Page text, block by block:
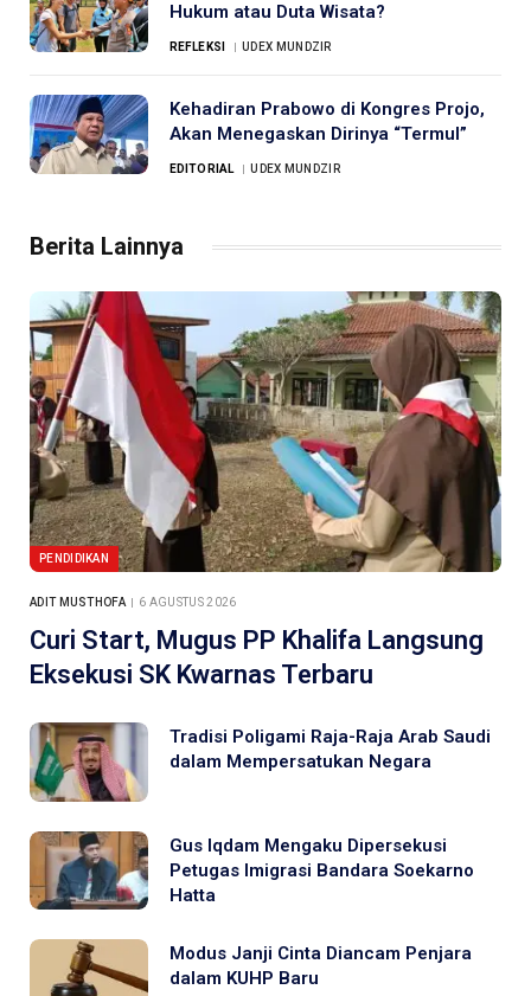
Hukum atau Duta Wisata?
REFLEKSI UDEX MUNDZIR
Kehadiran Prabowo di Kongres Projo,
Akan Menegaskan Dirinya “Termul”
EDITORIAL UDEX MUNDZIR
Berita Lainnya
PENDIDIKAN
ADIT MUSTHOFA 6 AGUSTUS 2026
Curi Start, Mugus PP Khalifa Langsung
Eksekusi SK Kwarnas Terbaru
Tradisi Poligami Raja-Raja Arab Saudi
dalam Mempersatukan Negara
Gus Iqdam Mengaku Dipersekusi
Petugas Imigrasi Bandara Soekarno
Hatta
Modus Janji Cinta Diancam Penjara
dalam KUHP Baru